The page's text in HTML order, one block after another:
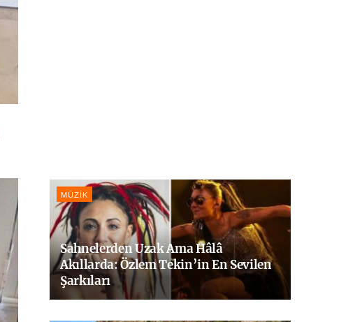
MÜZIK
Sahnelerden Uzak Ama Hâlâ
Akıllarda: Özlem Tekin’in En Sevilen
Şarkıları